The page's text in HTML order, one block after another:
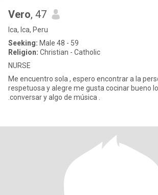
Vero, 47
Ica, Ica, Peru
Seeking: Male 48 - 59
Religion: Christian - Catholic
NURSE
Me encuentro sola , espero encontrar a la persona
respetuosa y alegre me gusta cocinar bueno lo que puedo
.conversar y algo de música .